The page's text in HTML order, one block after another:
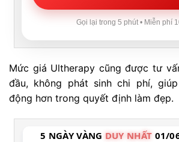
Gọi lại trong 5 phút • Miễn phí
Mức giá Ultherapy cũng được tư
đầu, không phát sinh chi phí,
động hơn trong quyết định làm đẹp.
5 NGÀY VÀNG DUY NHẤT 01/